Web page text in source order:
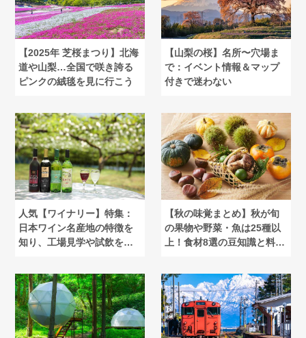
【2025年 芝桜まつり】北海
道や山梨…全国で咲き誇る
ピンクの絨毯を見に行こう
【山梨の桜】名所〜穴場ま
で：イベント情報＆マップ
付きで迷わない
人気【ワイナリー】特集：
日本ワイン名産地の特徴を
知り、工場見学や試飲を楽
【秋の味覚まとめ】秋が旬
の果物や野菜・魚は25種以
上！食材8選の豆知識と料理